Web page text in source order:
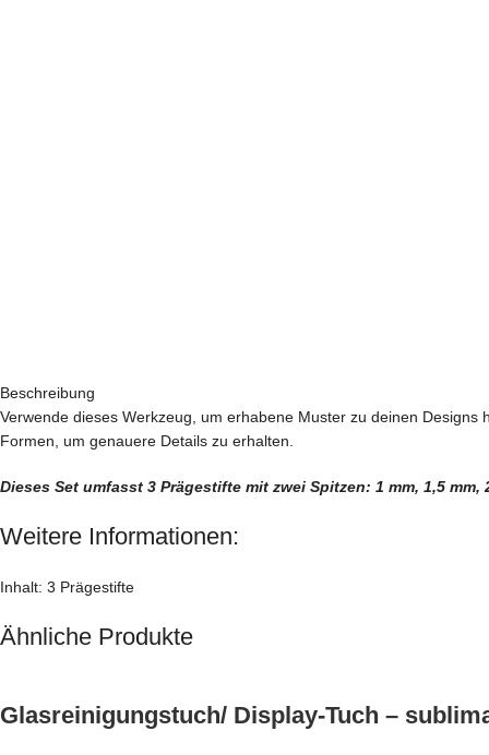
Beschreibung
Verwende dieses Werkzeug, um erhabene Muster zu deinen
Formen, um genauere Details zu erhalten.
Dieses Set umfasst 3 Prägestifte mit zwei Spitzen: 1 mm, 1,5 mm,
Weitere Informationen:
Inhalt: 3 Prägestifte
Ähnliche Produkte
Glasreinigungstuch/ Display-Tuch –